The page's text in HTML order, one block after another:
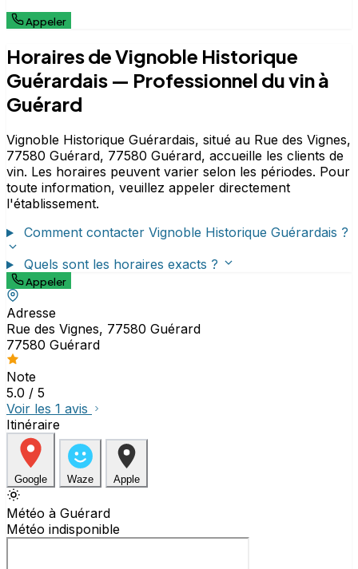
Appeler
Horaires de Vignoble Historique
Guérardais — Professionnel du vin à
Guérard
Vignoble Historique Guérardais, situé au Rue des Vignes,
77580 Guérard, 77580 Guérard, accueille les clients de
vin. Les horaires peuvent varier selon les périodes. Pour
toute information, veuillez appeler directement
l'établissement.
Comment contacter Vignoble Historique Guérardais ?
Quels sont les horaires exacts ?
Appeler
Adresse
Rue des Vignes, 77580 Guérard
77580 Guérard
Note
5.0 / 5
Voir les 1 avis
Itinéraire
Google Waze Apple
Météo à Guérard
Météo indisponible